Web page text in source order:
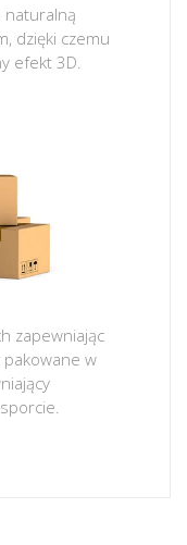
naturalną
dzięki czemu
efekt 3D.
zapewniając
w